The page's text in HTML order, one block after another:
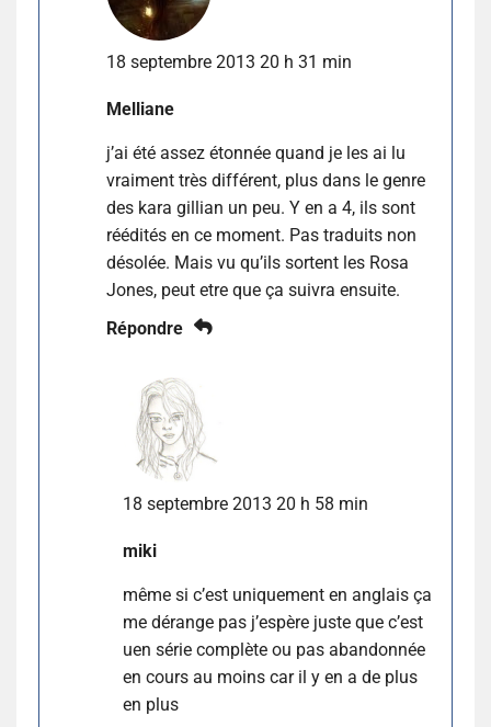
18 septembre 2013 20 h 31 min
Melliane
j’ai été assez étonnée quand je les ai lu
vraiment très différent, plus dans le genre
des kara gillian un peu. Y en a 4, ils sont
réédités en ce moment. Pas traduits non
désolée. Mais vu qu’ils sortent les Rosa
Jones, peut etre que ça suivra ensuite.
Répondre
18 septembre 2013 20 h 58 min
miki
même si c’est uniquement en anglais ça
me dérange pas j’espère juste que c’est
uen série complète ou pas abandonnée
en cours au moins car il y en a de plus
en plus